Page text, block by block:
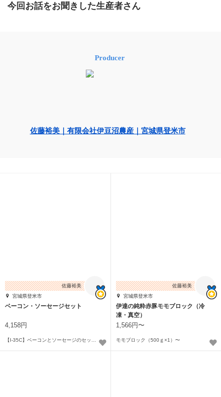
今回お話をお聞きした生産者さん
Producer
佐藤裕美｜有限会社伊豆沼農産｜宮城県登米市
佐藤裕美
宮城県登米市
ベーコン・ソーセージセット
4,158円
佐藤裕美
宮城県登米市
伊達の純粋赤豚モモブロック（冷
凍・真空）
1,566円〜
モモブロック（500ｇ×1）〜